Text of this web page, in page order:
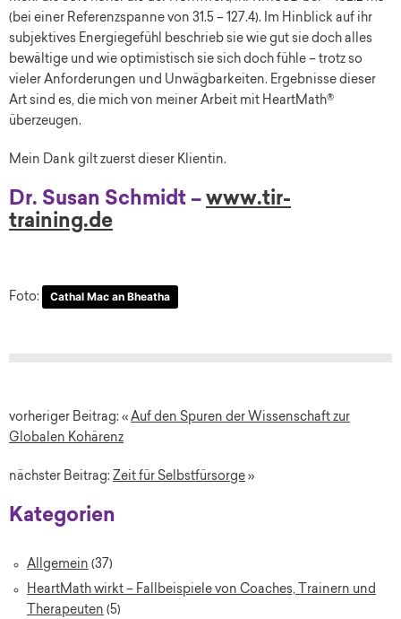
(bei einer Referenzspanne von 31.5 – 127.4). Im Hinblick auf ihr
subjektives Energiegefühl beschrieb sie wie gut sie doch alles
bewältige und wie optimistisch sie sich doch fühle – trotz so
vieler Anforderungen und Unwägbarkeiten. Ergebnisse dieser
Art sind es, die mich von meiner Arbeit mit HeartMath®
überzeugen.
Mein Dank gilt zuerst dieser Klientin.
Dr. Susan Schmidt – www.tir-
training.de
Foto: Cathal Mac an Bheatha
vorheriger Beitrag: « Auf den Spuren der Wissenschaft zur
Globalen Kohärenz
nächster Beitrag: Zeit für Selbstfürsorge »
Kategorien
Allgemein (37)
HeartMath wirkt – Fallbeispiele von Coaches, Trainern und
Therapeuten (5)